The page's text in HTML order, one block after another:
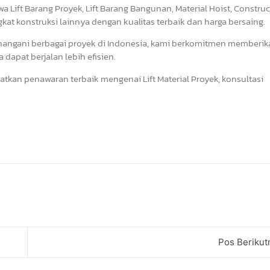
Lift Barang Proyek, Lift Barang Bangunan, Material Hoist,
konstruksi lainnya dengan kualitas terbaik dan harga bersaing.
berbagai proyek di Indonesia, kami berkomitmen
dapat berjalan lebih efisien.
penawaran terbaik mengenai Lift Material Proyek, konsultasi
Pos